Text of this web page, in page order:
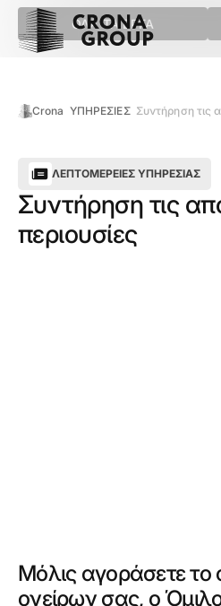
ΌΛΑ ΤΑ ΈΡΓΑ
Crona ΥΠΗΡΕΣΙΕΣ Συντήρηση τις
ΛΕΠΤΟΜΈΡΕΙΕΣ ΥΠΗΡΕΣΊΑΣ
Συντήρηση τις
περιουσίες
Μόλις αγοράσετε το
ονείρων σας, ο